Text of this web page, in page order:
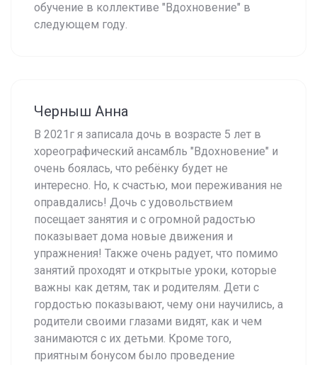
обучение в коллективе "Вдохновение" в
следующем году.
Черныш Анна
В 2021г я записала дочь в возрасте 5 лет в
хореографический ансамбль "Вдохновение" и
очень боялась, что ребёнку будет не
интересно. Но, к счастью, мои переживания не
оправдались! Дочь с удовольствием
посещает занятия и с огромной радостью
показывает дома новые движения и
упражнения! Также очень радует, что помимо
занятий проходят и открытые уроки, которые
важны как детям, так и родителям. Дети с
гордостью показывают, чему они научились, а
родители своими глазами видят, как и чем
занимаются с их детьми. Кроме того,
приятным бонусом было проведение